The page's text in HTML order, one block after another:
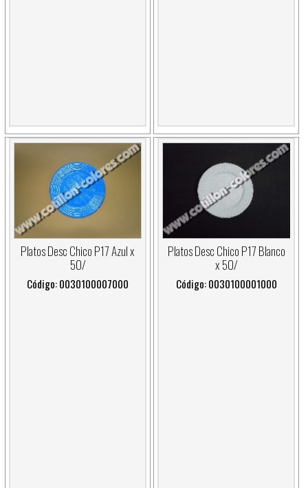
Platos Desc Chico P17 Azul x
50/
Código: 0030100007000
Platos Desc Chico P17 Blanco
x 50/
Código: 0030100001000